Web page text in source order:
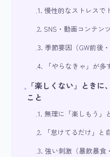
•1. 慢性的なストレスで
•2. SNS・動画コンテン
•3. 季節要因（GW前後
•4. 「やらなきゃ」が多
• 「楽しくない」とき
こと
•1. 無理に「楽しもう」
•2. 「怠けてるだけ」と
•3. 強い刺激（暴飲暴食